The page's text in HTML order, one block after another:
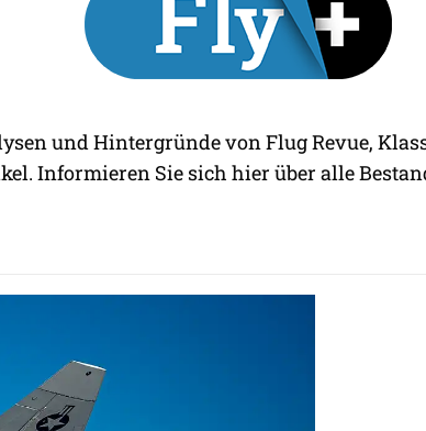
und Hintergründe von Flug Revue,
Informieren Sie sich hier über alle